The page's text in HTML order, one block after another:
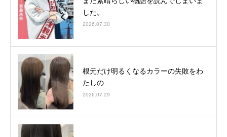
した。
2026.07.30
根元だけ明るくなるカラーの失敗をわ
たしの...
2026.07.29